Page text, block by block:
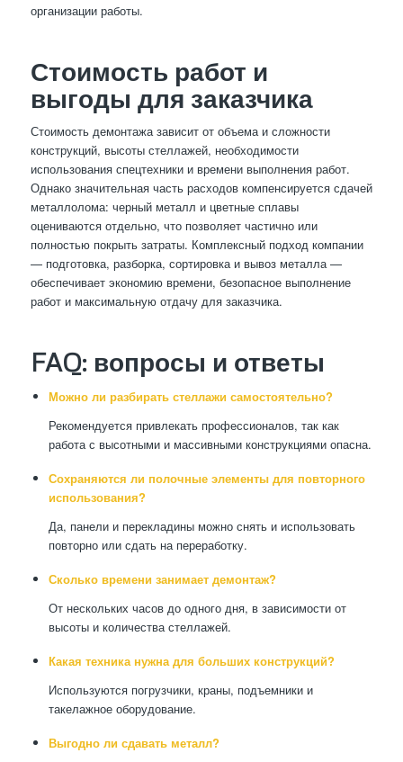
организации работы.
Стоимость работ и
выгоды для заказчика
Стоимость демонтажа зависит от объема и сложности
конструкций, высоты стеллажей, необходимости
использования спецтехники и времени выполнения работ.
Однако значительная часть расходов компенсируется сдачей
металлолома: черный металл и цветные сплавы
оцениваются отдельно, что позволяет частично или
полностью покрыть затраты. Комплексный подход компании
— подготовка, разборка, сортировка и вывоз металла —
обеспечивает экономию времени, безопасное выполнение
работ и максимальную отдачу для заказчика.
FAQ: вопросы и ответы
Можно ли разбирать стеллажи самостоятельно?
Рекомендуется привлекать профессионалов, так как
работа с высотными и массивными конструкциями опасна.
Сохраняются ли полочные элементы для повторного
использования?
Да, панели и перекладины можно снять и использовать
повторно или сдать на переработку.
Сколько времени занимает демонтаж?
От нескольких часов до одного дня, в зависимости от
высоты и количества стеллажей.
Какая техника нужна для больших конструкций?
Используются погрузчики, краны, подъемники и
такелажное оборудование.
Выгодно ли сдавать металл?